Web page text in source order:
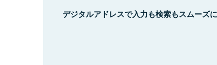
デジタルアドレスで入力も検索もスムーズ